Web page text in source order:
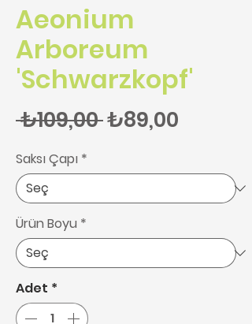
Aeonium
Arboreum
'Schwarzkopf'
₺109,00 Normal Fiyat
₺89,00
Saksı Çapı *
Ürün Boyu *
Adet *